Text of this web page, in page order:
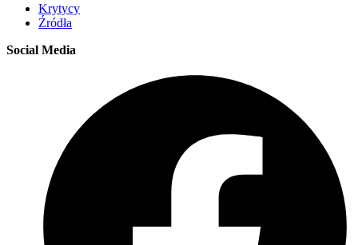
Krytycy
Źródła
Social Media